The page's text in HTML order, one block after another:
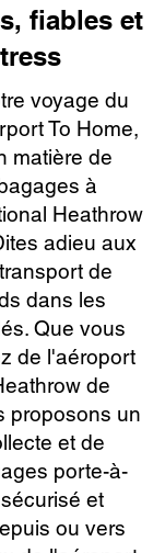
fiables et
voyage du
To Home,
matière de
à
Heathrow
adieu aux
de
dans les
Que vous
de l'aéroport
de
proposons un
et de
porte-à-
et
ou vers